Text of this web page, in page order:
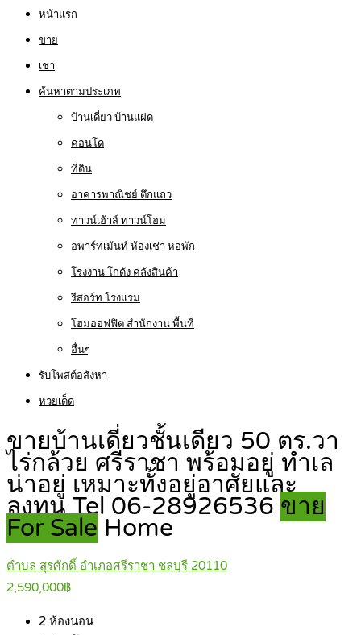
หน้าแรก
ขาย
เช่า
ค้นหาตามประเภท
บ้านเดี่ยว บ้านแฝด
คอนโด
ที่ดิน
อาคารพาณิชย์ ตึกแถว
ทาวน์เฮ้าส์ ทาวน์โฮม
อพาร์ทเม้นท์ ห้องเช่า หอพัก
โรงงาน โกดัง คลังสินค้า
รีสอร์ท โรงแรม
โฮมออฟฟิต สำนักงาน พื้นที่
อื่นๆ
รับโพสต์อสังหา
หวยเด็ด
ขายบ้านเดี่ยวชั้นเดียว 50 ตร.วา
ไร่กล้วย ศรีราชา พร้อมอยู่ ทำเล
น่าอยู่ เหมาะทั้งอยู่อาศัยและ
ลงทุน Tel 06-28926536 ขาย
For Sale Home
ตำบล สุรศักดิ์ อำเภอศรีราชา ชลบุรี 20110
2,590,000฿
2 ห้องนอน